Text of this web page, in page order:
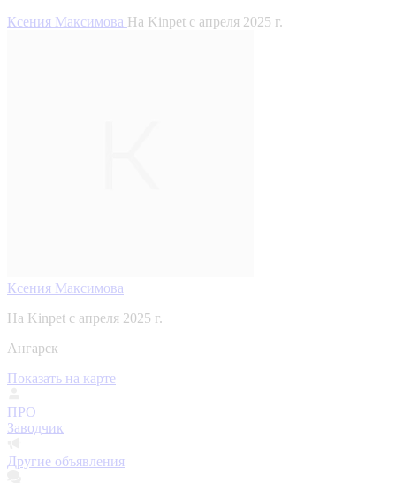
Ксения Максимова На Kinpet c апреля 2025 г.
Ксения Максимова
На Kinpet c апреля 2025 г.
Ангарск
Показать на карте
ПРО
Заводчик
Другие объявления